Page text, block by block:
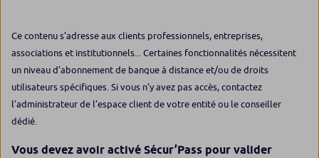
Ce contenu s’adresse aux clients professionnels, entreprises,
associations et institutionnels... Certaines fonctionnalités nécessitent
un niveau d’abonnement de banque à distance et/ou de droits
utilisateurs spécifiques. Si vous n’y avez pas accès, contactez
l’administrateur de l’espace client de votre entité ou le conseiller
dédié.
Vous devez avoir activé Sécur’Pass pour valider